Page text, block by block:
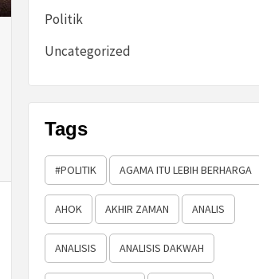
Politik
Uncategorized
Tags
#POLITIK AGAMA ITU LEBIH BERHARGA
AHOK AKHIR ZAMAN ANALIS
ANALISIS ANALISIS DAKWAH